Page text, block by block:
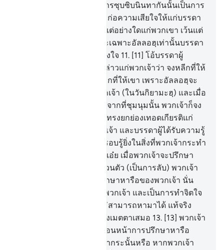
[10] แท้จริงการซุบซิบนินทากันนั้นเป็นการ
งานของชัยฏอน เพื่อมันจะก่อความเสียใจให้แก่บรรดา
มุอฺมิน แต่มันจะไม่ให้ร้ายแต่อย่างใดแก่พวกเขา เว้นแต่
ด้วยอนุมัติของอัลลอฮฺ และเฉพาะอัลลอฮฺเท่านั้นบรรดา
มุอฺมินต้องมอบความไว้วางใจ 11. [11] โอ้บรรดาผู้
ศรัทธาเอ๋ย เมื่อได้มีเสียงกล่าวแก่พวกเจ้าว่า จงหลีกที่ให้
ในที่ชุมนุม พวกเจ้าก็จงหลีกที่ให้เขา เพราะอัลลอฮฺจะ
ทรงให้ที่กว้างขวางแก่พวกเจ้า (ในวันกิยามะฮฺ) และเมื่อ
มีเสียงกล่าวว่าจงลุกขึ้นยืนจากที่ชุมนุมนั้น พวกเจ้าก็จง
ลุกขึ้นยืน เพราะอัลลอฮฺจะทรงยกย่องเทอดเกียรติแก่
บรรดาผู้ศรัทธาในหมู่พวกเจ้า และบรรดาผู้ได้รับความรู้
หลายชั้น และอัลลอฮฺทรงรอบรู้ยิ่งในสิ่งที่พวกเจ้ากระทำ
[12] โอ้บรรดาผู้ศรัทธาเอ๋ย เมื่อพวกเจ้าจะปรึกษา
หารือท่านรอซูลเป็นการส่วนตัว (เป็นการลับ) พวกเจ้า
จงบริจาคทานก่อนการปรึกษาหารือของพวกเจ้า นั่น
เป็นการกระทำที่ดีสำหรับพวกเจ้า และเป็นการทำจิตใจ
ให้ผ่องแผ้ว หากพวกเจ้าไม่สามารถหามาได้ แท้จริง
อัลลอฮฺเป็นผู้ทรงอภัย ผู้ทรงเมตตาเสมอ 13. [13] พวกเจ้า
กลัวต่อาการบริจาคทานก่อนหน้าการปรึกษาหารือ
เป็นการส่วนตัวของพวกเจ้ากระนั้นหรือ หากพวกเจ้า